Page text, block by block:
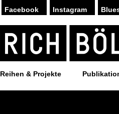
Facebook Instagram
Reihen & Projekte